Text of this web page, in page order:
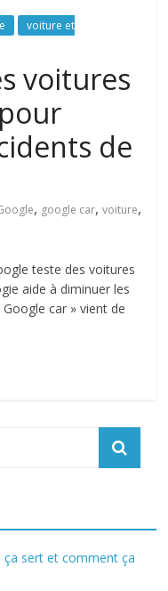
voiture et
voitures
de
, google car,voiture,
teste des voitures
aide à diminuer les
car » vient de
ça sert et comment ça